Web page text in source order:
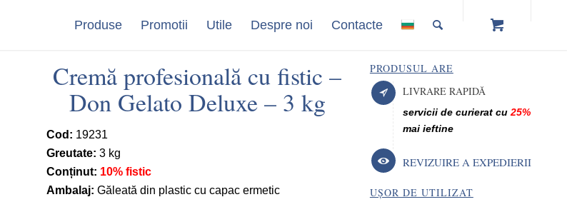
Produse Promotii Utile Despre noi Contacte
Cremă profesională cu fistic –
Don Gelato Deluxe – 3 kg
Cod: 19231
Greutate: 3 kg
Conținut: 10% fistic
Ambalaj: Găleată din plastic cu capac ermetic
PRODUSUL ARE
LIVRARE RAPIDĂ
servicii de curierat cu 25%
mai ieftine
REVIZUIRE A EXPEDIERII
UȘOR DE UTILIZAT